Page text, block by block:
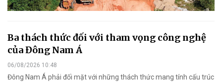
Ba thách thức đối với tham vọng công nghệ
của Đông Nam Á
06/08/2026 10:48
Đông Nam Á phải đối mặt với những thách thức mang tính cấu trúc